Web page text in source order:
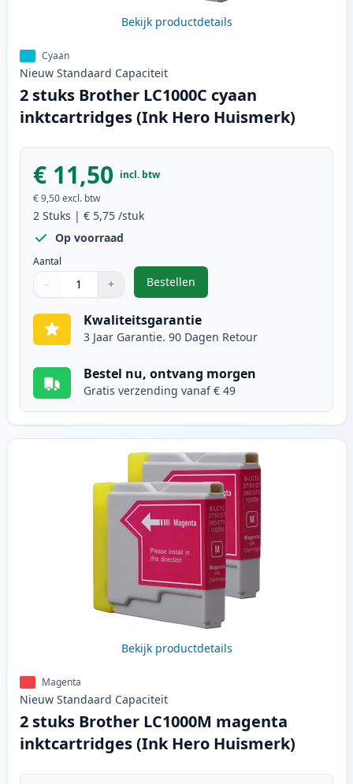
Bekijk productdetails
Cyaan
Nieuw Standaard Capaciteit
2 stuks Brother LC1000C cyaan
inktcartridges (Ink Hero Huismerk)
€ 11,50 incl. btw
€ 9,50excl. btw
2 Stuks | € 5,75 /stuk
Op voorraad
Aantal
Gebruik de knoppen om aan te passen
− +
1
Bestellen
,2 stuks Brother LC1000C cyaan
Kwaliteitsgarantie
3 Jaar Garantie. 90 Dagen Retour
Bestel nu, ontvang morgen
Gratis verzending vanaf € 49
Bekijk productdetails
Magenta
Nieuw Standaard Capaciteit
2 stuks Brother LC1000M magenta
inktcartridges (Ink Hero Huismerk)